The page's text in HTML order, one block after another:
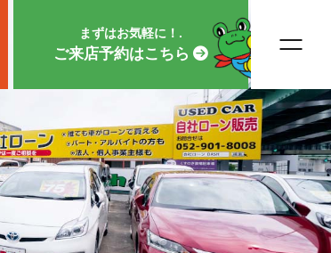
まずはお気軽に！.
ご来店予約はこちら